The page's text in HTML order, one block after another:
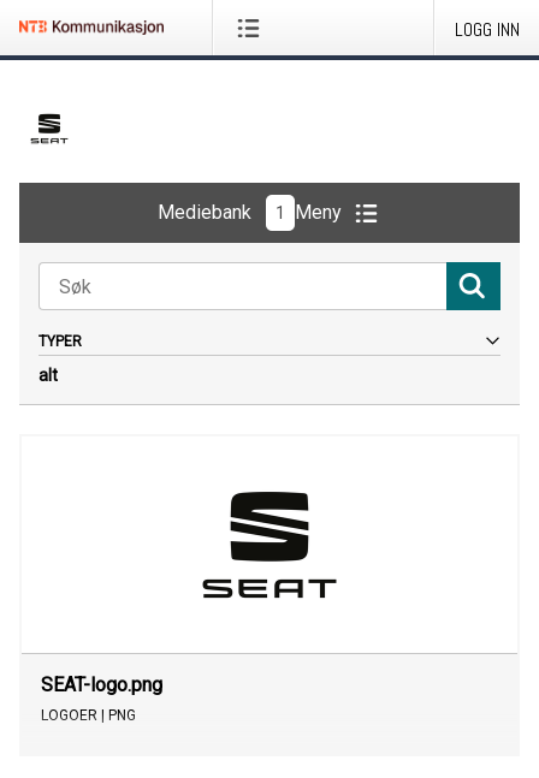
LOGG INN
Mediebank 1 Meny
TYPER
alt
SEAT-logo.png
LOGOER | PNG